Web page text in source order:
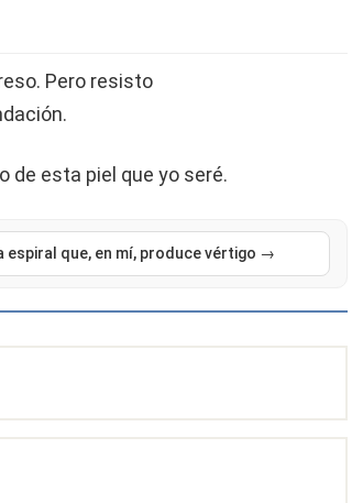
Pero resisto
de esta piel que yo seré.
espiral que, en mí, produce vértigo →